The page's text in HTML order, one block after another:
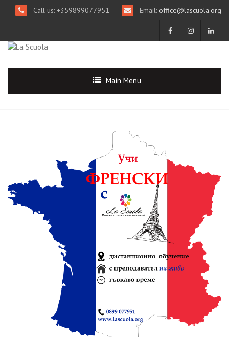
Call us: +359899077951 Email: office@lascuola.org
Main Menu